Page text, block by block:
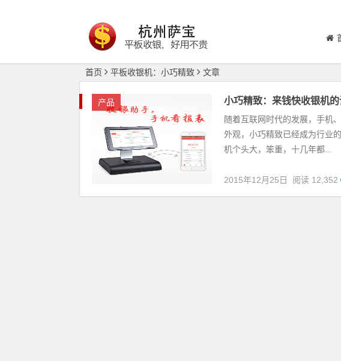
首页 平板收银机：小巧精致 文章
产品 小巧精致：来钱快收银机
随着互联网时代的发展，手机
外观，小巧精致已经成为行业
机个头大，笨重，十几年都...
2015年12月25日 阅读 12,352